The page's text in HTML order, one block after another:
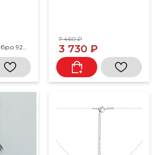
Размер 50, серебро 925, фианит
7 460 ₽
3 730 ₽